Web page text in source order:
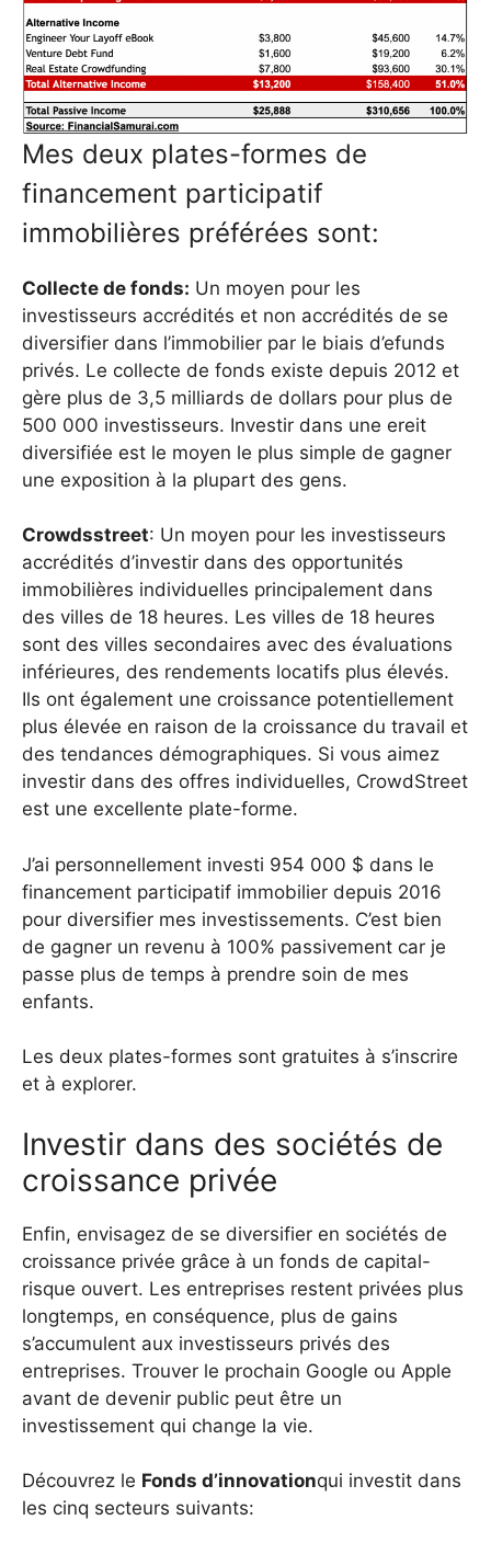
Mes deux plates-formes de
financement participatif
immobilières préférées sont:
Collecte de fonds: Un moyen pour les
investisseurs accrédités et non accrédités de se
diversifier dans l’immobilier par le biais d’efunds
privés. Le collecte de fonds existe depuis 2012 et
gère plus de 3,5 milliards de dollars pour plus de
500 000 investisseurs. Investir dans une ereit
diversifiée est le moyen le plus simple de gagner
une exposition à la plupart des gens.
Crowdsstreet: Un moyen pour les investisseurs
accrédités d’investir dans des opportunités
immobilières individuelles principalement dans
des villes de 18 heures. Les villes de 18 heures
sont des villes secondaires avec des évaluations
inférieures, des rendements locatifs plus élevés.
Ils ont également une croissance potentiellement
plus élevée en raison de la croissance du travail et
des tendances démographiques. Si vous aimez
investir dans des offres individuelles, CrowdStreet
est une excellente plate-forme.
J’ai personnellement investi 954 000 $ dans le
financement participatif immobilier depuis 2016
pour diversifier mes investissements. C’est bien
de gagner un revenu à 100% passivement car je
passe plus de temps à prendre soin de mes
enfants.
Les deux plates-formes sont gratuites à s’inscrire
et à explorer.
Investir dans des sociétés de
croissance privée
Enfin, envisagez de se diversifier en sociétés de
croissance privée grâce à un fonds de capital-
risque ouvert. Les entreprises restent privées plus
longtemps, en conséquence, plus de gains
s’accumulent aux investisseurs privés des
entreprises. Trouver le prochain Google ou Apple
avant de devenir public peut être un
investissement qui change la vie.
Découvrez le Fonds d’innovationqui investit dans
les cinq secteurs suivants: